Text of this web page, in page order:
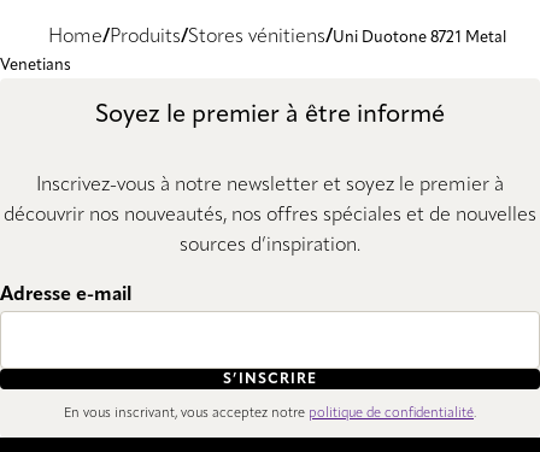
Home Produits Stores vénitiens
Uni Duotone 8721 Metal
Venetians
Soyez le premier à être informé
Inscrivez-vous à notre newsletter et soyez le premier à
découvrir nos nouveautés, nos offres spéciales et de nouvelles
sources d’inspiration.
Adresse e-mail
S’INSCRIRE
En vous inscrivant, vous acceptez notre politique de confidentialité.